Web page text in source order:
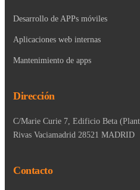
Desarrollo de APPs móviles
Aplicaciones web internas
Mantenimiento de apps
Dirección
C/Marie Curie 7, Edificio Beta
Rivas Vaciamadrid 28521 MADRID
Contacto